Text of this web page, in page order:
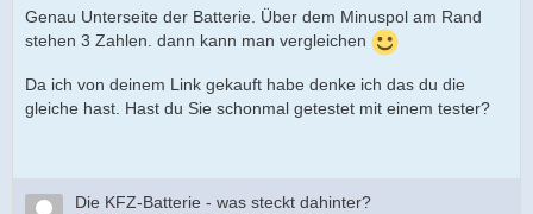
Genau Unterseite der Batterie. Über dem Minuspol am Rand
stehen 3 Zahlen. dann kann man vergleichen
Da ich von deinem Link gekauft habe denke ich das du die
gleiche hast. Hast du Sie schonmal getestet mit einem tester?
Die KFZ-Batterie - was steckt dahinter?